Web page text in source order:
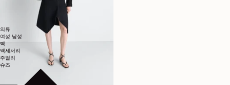
의류
여성 남성
백
액세서리
주얼리
슈즈